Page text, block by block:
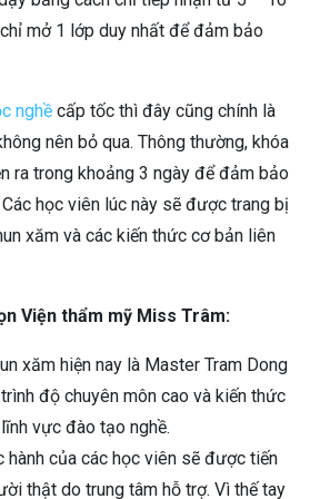
mở 1 lớp duy nhất để đảm bảo
nghề cấp tốc thì đây cũng chính là
nên bỏ qua. Thông thường, khóa
ra trong khoảng 3 ngày để đảm bảo
học viên lúc này sẽ được trang bị
xăm và các kiến thức cơ bản liên
Viện thẩm mỹ Miss Trâm:
xăm hiện nay là Master Tram Dong
độ chuyên môn cao và kiến thức
vực đào tạo nghề.
của các học viên sẽ được tiến
thật do trung tâm hỗ trợ. Vì thế tay